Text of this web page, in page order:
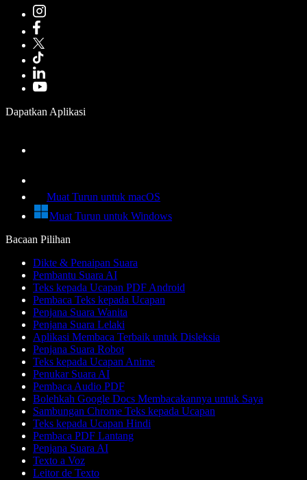
Dapatkan Aplikasi
Muat Turun untuk macOS
Muat Turun untuk Windows
Bacaan Pilihan
Dikte & Penaipan Suara
Pembantu Suara AI
Teks kepada Ucapan PDF Android
Pembaca Teks kepada Ucapan
Penjana Suara Wanita
Penjana Suara Lelaki
Aplikasi Membaca Terbaik untuk Disleksia
Penjana Suara Robot
Teks kepada Ucapan Anime
Penukar Suara AI
Pembaca Audio PDF
Bolehkah Google Docs Membacakannya untuk Saya
Sambungan Chrome Teks kepada Ucapan
Teks kepada Ucapan Hindi
Pembaca PDF Lantang
Penjana Suara AI
Texto a Voz
Leitor de Texto